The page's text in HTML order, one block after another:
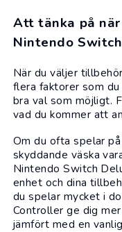
Att tänka på
Nintendo Switch
När du väljer
flera faktorer som
bra val som möjligt.
vad du kommer att
Om du ofta spelar
skyddande väska
Nintendo Switch
enhet och dina
du spelar mycket i
Controller ge dig
jämfört med en